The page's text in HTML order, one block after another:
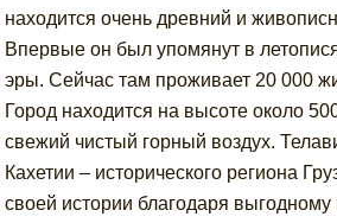
находится очень древний и
Впервые он был упомянут в
эры. Сейчас там проживает 20 000
Город находится на высоте около
свежий чистый горный воздух.
Кахетии – исторического региона
своей истории благодаря